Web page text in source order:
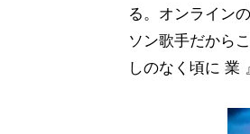
る。オンライン
ソン歌手だから
しのなく頃に 業